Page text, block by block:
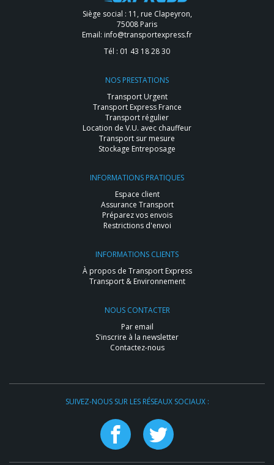
Siège social : 11, rue Clapeyron,
75008 Paris
Email: info@transportexpress.fr
Tél : 01 43 18 28 30
NOS PRESTATIONS
Transport Urgent
Transport Express France
Transport régulier
Location de V.U. avec chauffeur
Transport sur mesure
Stockage Entreposage
INFORMATIONS PRATIQUES
Espace client
Assurance Transport
Préparez vos envois
Restrictions d'envoi
INFORMATIONS CLIENTS
À propos de Transport Express
Transport & Environnement
NOUS CONTACTER
Par email
S'inscrire à la newsletter
Contactez-nous
SUIVEZ-NOUS SUR LES RÉSEAUX SOCIAUX :